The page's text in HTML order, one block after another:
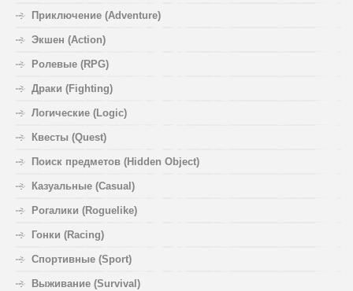
Приключение (Adventure)
Экшен (Action)
Ролевые (RPG)
Драки (Fighting)
Логические (Logic)
Квесты (Quest)
Поиск предметов (Hidden Object)
Казуальные (Casual)
Рогалики (Roguelike)
Гонки (Racing)
Спортивные (Sport)
Выживание (Survival)